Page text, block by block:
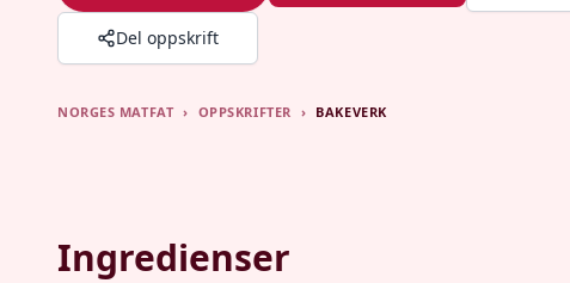
Del oppskrift
NORGES MATFAT › OPPSKRIFTER › BAKEVERK
Ingredienser